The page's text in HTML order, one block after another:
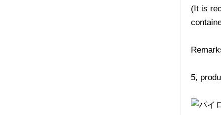
(It is
5,